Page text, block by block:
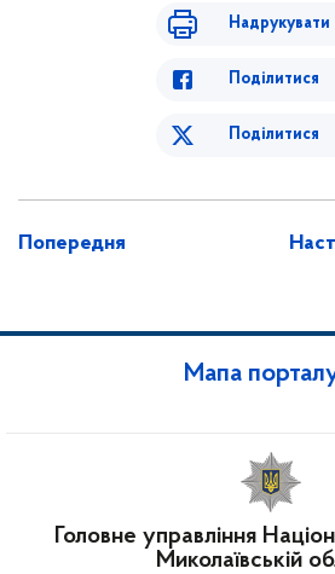
Надрукувати
Поділитися
Поділитися
Попередня
Мапа
Головне управління
Миколаївській